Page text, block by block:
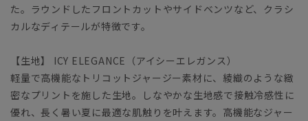
た。ラウンドしたフロントカットやサイドベンツなど、クラシ
カルなディテールが特徴です。
【生地】 ICY ELEGANCE（アイシーエレガンス）
軽量で高機能なトリコットジャージー素材に、綾織のような緻
密なプリントを施した生地。しなやかな生地感で接触冷感性に
優れ、長く暑い夏に最適な肌触りを叶えます。高機能なジャー